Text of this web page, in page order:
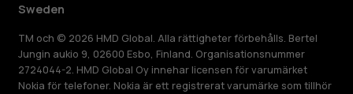
Sweden
TM och © 2026 HMD Global. Alla rättigheter förbehålls. Bertel
Jungin aukio 9, 02600 Esbo, Finland. Organisationsnummer
2724044-2. HMD Global Oy innehar licensen för varumärket
Nokia för telefoner. Nokia är ett registrerat varumärke som tillhör